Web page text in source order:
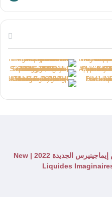
عطور ليكويدس إيماجينيرس الجديدة 2022 | New
Liquides